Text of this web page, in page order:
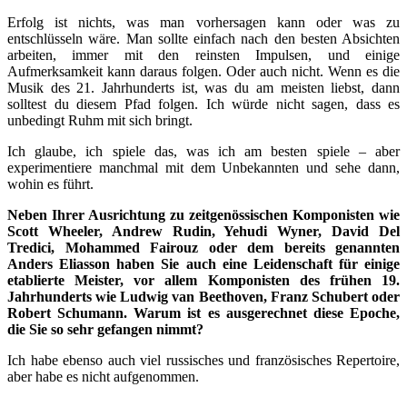
Erfolg ist nichts, was man vorhersagen kann oder was zu
entschlüsseln wäre. Man sollte einfach nach den besten Absichten
arbeiten, immer mit den reinsten Impulsen, und einige
Aufmerksamkeit kann daraus folgen. Oder auch nicht. Wenn es die
Musik des 21. Jahrhunderts ist, was du am meisten liebst, dann
solltest du diesem Pfad folgen. Ich würde nicht sagen, dass es
unbedingt Ruhm mit sich bringt.
Ich glaube, ich spiele das, was ich am besten spiele – aber
experimentiere manchmal mit dem Unbekannten und sehe dann,
wohin es führt.
Neben Ihrer Ausrichtung zu zeitgenössischen Komponisten wie
Scott Wheeler, Andrew Rudin, Yehudi Wyner, David Del
Tredici, Mohammed Fairouz oder dem bereits genannten
Anders Eliasson haben Sie auch eine Leidenschaft für einige
etablierte Meister, vor allem Komponisten des frühen 19.
Jahrhunderts wie Ludwig van Beethoven, Franz Schubert oder
Robert Schumann. Warum ist es ausgerechnet diese Epoche,
die Sie so sehr gefangen nimmt?
Ich habe ebenso auch viel russisches und französisches Repertoire,
aber habe es nicht aufgenommen.